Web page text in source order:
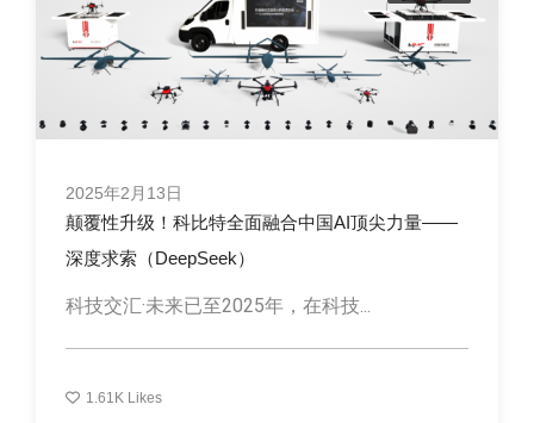
2025年2月13日
颠覆性升级！科比特全面融合中国AI顶尖力量——
深度求索（DeepSeek）
科技交汇·未来已至2025年，在科技...
1.61K Likes